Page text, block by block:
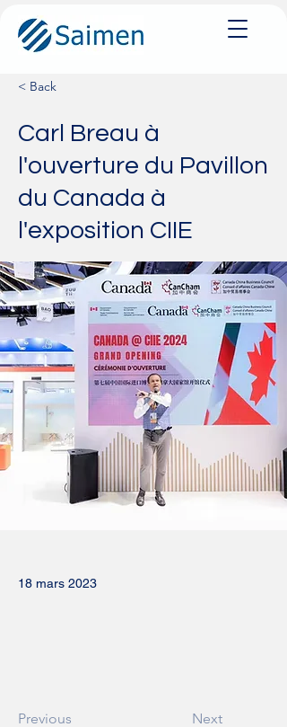
< Back
Carl Breau à
l'ouverture du Pavillon
du Canada à
l'exposition CIIE
18 mars 2023
Previous Next